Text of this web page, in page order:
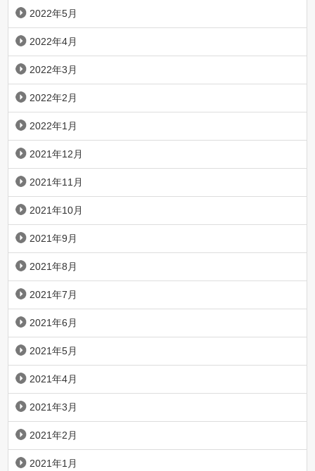
2022年5月
2022年4月
2022年3月
2022年2月
2022年1月
2021年12月
2021年11月
2021年10月
2021年9月
2021年8月
2021年7月
2021年6月
2021年5月
2021年4月
2021年3月
2021年2月
2021年1月